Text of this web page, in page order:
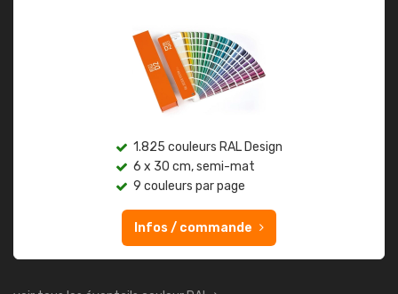
1.825 couleurs RAL Design
6 x 30 cm, semi-mat
9 couleurs par page
Infos / commande